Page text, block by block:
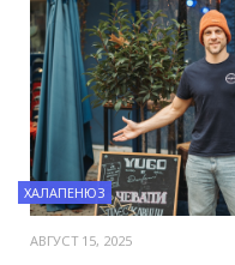
ХАЛАПЕНЮЗ
АВГУСТ 15, 2025